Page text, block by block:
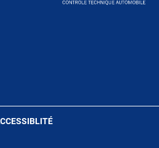
(OUVRE